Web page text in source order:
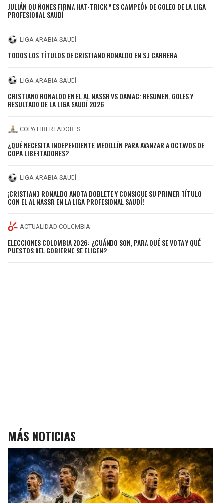
JULIÁN QUIÑONES FIRMA HAT-TRICK Y ES CAMPEÓN DE GOLEO DE LA LIGA
PROFESIONAL SAUDÍ
LIGA ARABIA SAUDÍ
TODOS LOS TÍTULOS DE CRISTIANO RONALDO EN SU CARRERA
LIGA ARABIA SAUDÍ
CRISTIANO RONALDO EN EL AL NASSR VS DAMAC: RESUMEN, GOLES Y
RESULTADO DE LA LIGA SAUDÍ 2026
COPA LIBERTADORES
¿QUÉ NECESITA INDEPENDIENTE MEDELLÍN PARA AVANZAR A OCTAVOS DE
COPA LIBERTADORES?
LIGA ARABIA SAUDÍ
¡CRISTIANO RONALDO ANOTA DOBLETE Y CONSIGUE SU PRIMER TÍTULO
CON EL AL NASSR EN LA LIGA PROFESIONAL SAUDÍ!
ACTUALIDAD COLOMBIA
ELECCIONES COLOMBIA 2026: ¿CUÁNDO SON, PARA QUÉ SE VOTA Y QUÉ
PUESTOS DEL GOBIERNO SE ELIGEN?
MÁS NOTICIAS